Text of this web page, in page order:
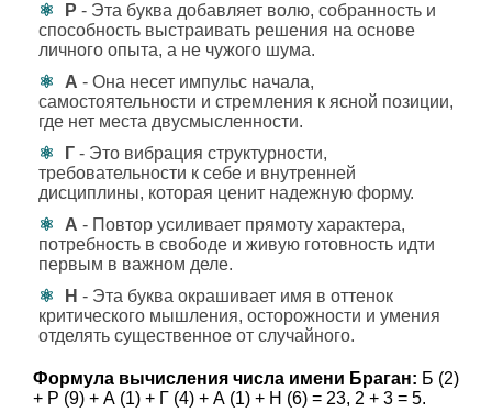
Р - Эта буква добавляет волю, собранность и
способность выстраивать решения на основе
личного опыта, а не чужого шума.
А - Она несет импульс начала,
самостоятельности и стремления к ясной позиции,
где нет места двусмысленности.
Г - Это вибрация структурности,
требовательности к себе и внутренней
дисциплины, которая ценит надежную форму.
А - Повтор усиливает прямоту характера,
потребность в свободе и живую готовность идти
первым в важном деле.
Н - Эта буква окрашивает имя в оттенок
критического мышления, осторожности и умения
отделять существенное от случайного.
Формула вычисления числа имени Браган: Б (2)
+ Р (9) + А (1) + Г (4) + А (1) + Н (6) = 23, 2 + 3 = 5.